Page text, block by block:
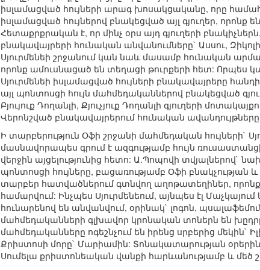
իսլամացված հույների արագ խոսակցականը, որը
իսլամացված հույներով բնակեցված այլ գյուղեր, որոնք
Հետաքրքրական է, որ մինչ օրս այդ գյուղերի
բնակավայրերի հունական անվանումները` Ասսու,
Սյուրմենեի շրջանում կան նաև մասամբ հունական
որոնք ամուսնացած են տեղացի թուրքերի հետ: Որպես
Սյուրմենեի իսլամացված հույների բնակավայրերը
այլ պոնտոսցի հույն մահմեդականներով բնակեցված
Բյույուք Դողանլի, Քյուչյուք Դողանլի գյուղերի
Վերոնշված բնակավայրերում հունական
Ի տարբերություն Օֆի շրջանի մահմեդական հույների`
մասնավորապես գրում է ազգությամբ հույն
վերջին այցելությունից հետո: Ա.Պոպովի տվյալներով`
պոնտոսցի հույները, բացառությամբ Օֆի բնակչության
տարբեր հատվածներում գտնվող աղոթատեղիներ,
համարվում: Ինչպես Սյուրմենեում, այնպես էլ
հունարենով են անվանվում, օրինակ` լոգոն,
մահմեդականների գլխավոր կրոնական տոներն են
մահմեդականները ոգեշնչում են իրենց սրբերից մեկին`
Քրիստոսի մորը` Մարիամին: Տոնակատարության օրերին
Սումելա քրիստոնեական վանքի հարևանությամբ և մեծ